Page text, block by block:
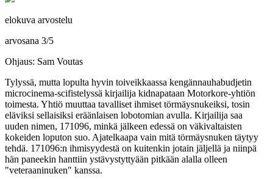
elokuva arvostelu
arvosana 3/5
Ohjaus: Sam Voutas
Tylyssä, mutta lopulta hyvin toiveikkaassa kengännauha­budjetin
microcinema-scifistelyssä kirjailija kidnapataan Motorkore-yhtiön
toimesta. Yhtiö muuttaa tavalliset ihmiset törmäysnukeiksi, tosin
eläviksi sellaisiksi eräänlaisen lobotomian avulla. Kirjailija saa
uuden nimen, 171096, minkä jälkeen edessä on väkivaltaisten
kokeiden loputon suo. Ajatelkaapa vain mitä törmäysnuken täytyy
tehdä. 171096:n ihmisyydestä on kuitenkin jotain jäljellä ja niinpä
hän paneekin hanttiin ystävystyttyään pitkään alalla olleen
"veteraaninuken" kanssa.